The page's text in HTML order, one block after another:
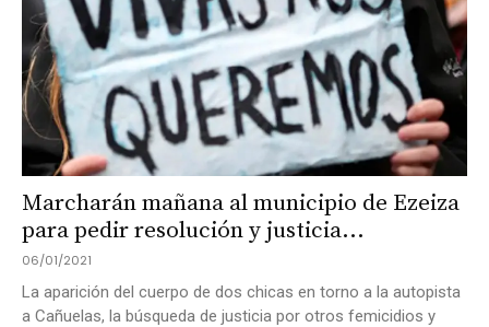
Marcharán mañana al municipio de Ezeiza
para pedir resolución y justicia...
06/01/2021
La aparición del cuerpo de dos chicas en torno a la autopista
a Cañuelas, la búsqueda de justicia por otros femicidios y